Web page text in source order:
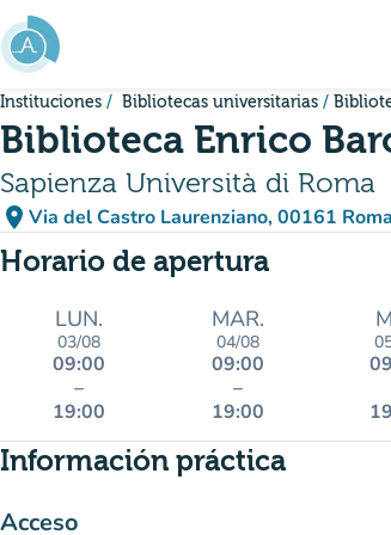
Ir al contenido principal
Instituciones Bibliotecas universitarias
Biblioteca Enrico
Sapienza Università di Roma
place Via del Castro Laurenziano, 00161
(abrir en Google
(nueva pestaña)
Horario de apertura
LUN.
03/08
09:00
–
19:00
MAR.
04/08
09:00
–
19:00
Información práctica
Acceso